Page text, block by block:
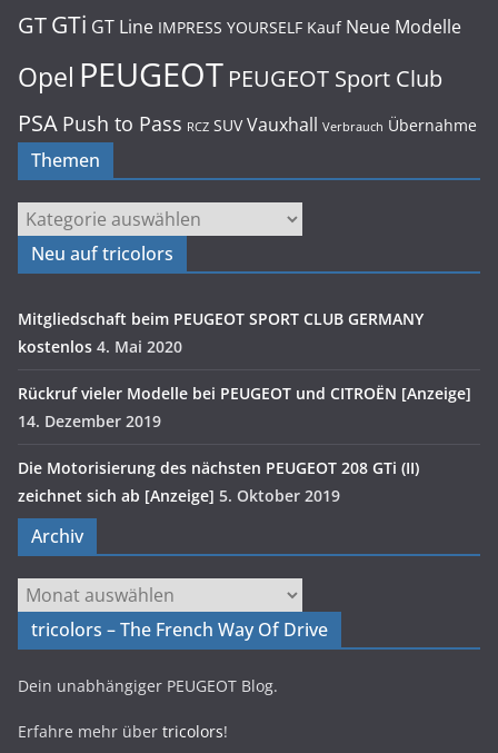
GTGTi GT Line IMPRESS YOURSELF Kauf Neue Modelle
Opel PEUGEOT PEUGEOT Sport Club
PSA Push to Pass RCZ SUV Vauxhall Verbrauch Übernahme
Themen
Themen
Neu auf tricolors
Mitgliedschaft beim PEUGEOT SPORT CLUB GERMANY
kostenlos 4. Mai 2020
Rückruf vieler Modelle bei PEUGEOT und CITROËN [Anzeige]
14. Dezember 2019
Die Motorisierung des nächsten PEUGEOT 208 GTi (II)
zeichnet sich ab [Anzeige] 5. Oktober 2019
Archiv
Archiv
tricolors – The French Way Of Drive
Dein unabhängiger PEUGEOT Blog.
Erfahre mehr über tricolors!